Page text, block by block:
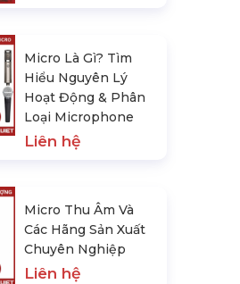
Hoạt Động & Phân Loại
Microphone
Liên hệ
Micro Là Gì? Tìm
Hiểu Nguyên Lý
Hoạt Động & Phân
Loại Microphone
Liên hệ
Micro Thu Âm Và
Các Hãng Sản Xuất
Chuyên Nghiệp
Liên hệ